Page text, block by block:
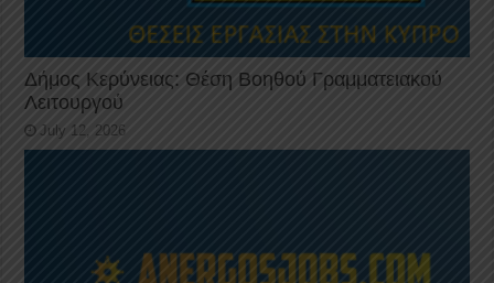
Δήμος Κερύνειας: Θέση Βοηθού Γραμματειακού
Λειτουργού
July 12, 2026